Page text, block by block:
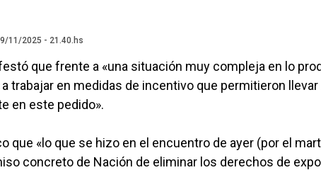
11/2025 - 21.40.hs
que frente a «una situación muy compleja en lo
trabajar en medidas de incentivo que permitieron
en este pedido».
que «lo que se hizo en el encuentro de ayer (por el
concreto de Nación de eliminar los derechos de